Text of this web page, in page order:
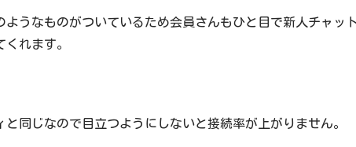
ようなものがついているため会員さんもひと目で新人チャッ
れます。
同じなので目立つようにしないと接続率が上がりません